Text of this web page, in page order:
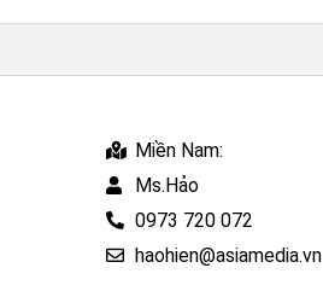
Miền Nam:
Ms.Hảo
0973 720 072
haohien@asiamedia.vn